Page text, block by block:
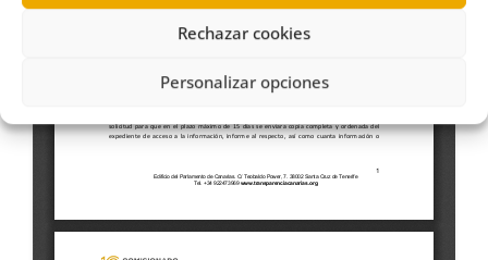
Rechazar cookies
Personalizar opciones